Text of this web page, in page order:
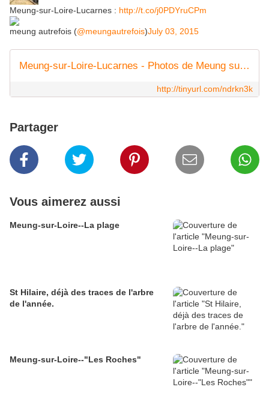
Meung-sur-Loire-Lucarnes : http://t.co/j0PDYruCPm
meung autrefois (@meungautrefois)July 03, 2015
Meung-sur-Loire-Lucarnes - Photos de Meung sur Loire et sa région
http://tinyurl.com/ndrkn3k
Partager
Vous aimerez aussi
Meung-sur-Loire--La plage
St Hilaire, déjà des traces de l'arbre
de l'année.
Meung-sur-Loire--"Les Roches"